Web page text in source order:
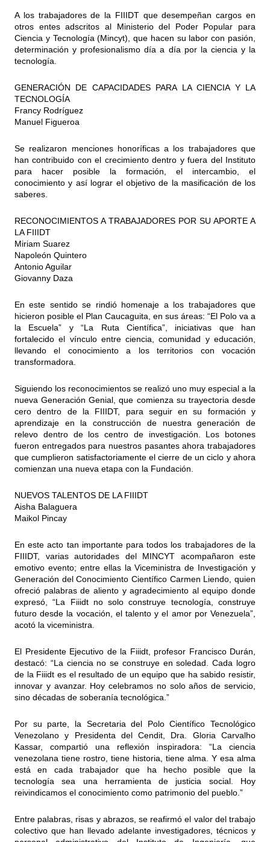
A los trabajadores de la FIIIDT que desempeñan cargos en
otros entes adscritos al Ministerio del Poder Popular para
Ciencia y Tecnología (Mincyt), que hacen su labor con pasión,
determinación y profesionalismo día a día por la ciencia y la
tecnología.
GENERACIÓN DE CAPACIDADES PARA LA CIENCIA Y LA
TECNOLOGÍA
Francy Rodríguez
Manuel Figueroa
Se realizaron menciones honoríficas a los trabajadores que
han contribuido con el crecimiento dentro y fuera del Instituto
para hacer posible la formación, el intercambio, el
conocimiento y así lograr el objetivo de la masificación de los
saberes.
RECONOCIMIENTOS A TRABAJADORES POR SU APORTE A
LA FIIIDT
Miriam Suarez
Napoleón Quintero
Antonio Aguilar
Giovanny Daza
En este sentido se rindió homenaje a los trabajadores que
hicieron posible el Plan Caucaguita, en sus áreas: “El Polo va a
la Escuela” y “La Ruta Científica”, iniciativas que han
fortalecido el vínculo entre ciencia, comunidad y educación,
llevando el conocimiento a los territorios con vocación
transformadora.
Siguiendo los reconocimientos se realizó uno muy especial a la
nueva Generación Genial, que comienza su trayectoria desde
cero dentro de la FIIIDT, para seguir en su formación y
aprendizaje en la construcción de nuestra generación de
relevo dentro de los centro de investigación. Los botones
fueron entregados para nuestros pasantes ahora trabajadores
que cumplieron satisfactoriamente el cierre de un ciclo y ahora
comienzan una nueva etapa con la Fundación.
NUEVOS TALENTOS DE LA FIIIDT
Aisha Balaguera
Maikol Pincay
En este acto tan importante para todos los trabajadores de la
FIIIDT, varias autoridades del MINCYT acompañaron este
emotivo evento; entre ellas la Viceministra de Investigación y
Generación del Conocimiento Científico Carmen Liendo, quien
ofreció palabras de aliento y agradecimiento al equipo donde
expresó, “La Fiiidt no solo construye tecnología, construye
futuro desde la vocación, el talento y el amor por Venezuela”,
acotó la viceministra.
El Presidente Ejecutivo de la Fiiidt, profesor Francisco Durán,
destacó: “La ciencia no se construye en soledad. Cada logro
de la Fiiidt es el resultado de un equipo que ha sabido resistir,
innovar y avanzar. Hoy celebramos no solo años de servicio,
sino décadas de soberanía tecnológica.”
Por su parte, la Secretaria del Polo Científico Tecnológico
Venezolano y Presidenta del Cendit, Dra. Gloria Carvalho
Kassar, compartió una reflexión inspiradora: “La ciencia
venezolana tiene rostro, tiene historia, tiene alma. Y esa alma
está en cada trabajador que ha hecho posible que la
tecnología sea una herramienta de justicia social. Hoy
reivindicamos el conocimiento como patrimonio del pueblo.”
Entre palabras, risas y abrazos, se reafirmó el valor del trabajo
colectivo que han llevado adelante investigadores, técnicos y